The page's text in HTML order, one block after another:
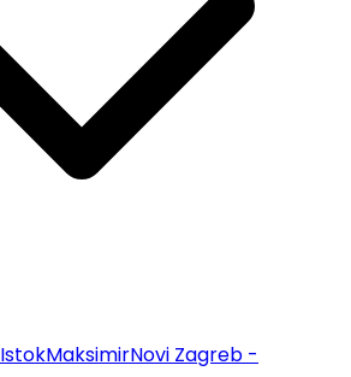
IstokMaksimirNovi Zagreb -